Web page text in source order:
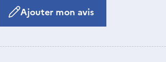
Ajouter mon avis